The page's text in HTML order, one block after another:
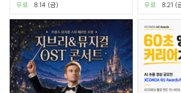
8.14 (금)
무료 8.21 (
무료